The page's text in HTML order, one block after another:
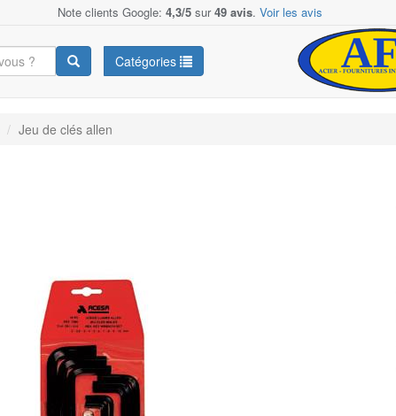
Note clients Google: 4,3/5 sur49 avis. Voir les avis
Catégories
Jeu de clés allen